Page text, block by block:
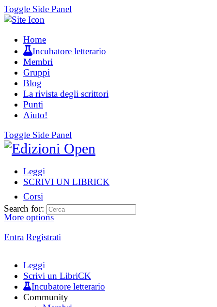
Toggle Side Panel
Home
Incubatore letterario
Membri
Gruppi
Blog
La rivista degli scrittori
Punti
Aiuto!
Toggle Side Panel
Leggi
SCRIVI UN LIBRICK
Corsi
More options
Entra Registrati
Search for:
Leggi
Scrivi un LibriCK
Incubatore letterario
Community